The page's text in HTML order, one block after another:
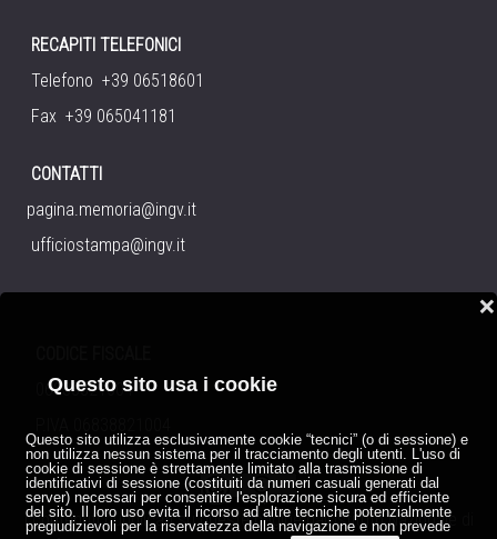
Questo sito usa i cookie
Questo sito utilizza esclusivamente cookie “tecnici” (o di sessione) e
non utilizza nessun sistema per il tracciamento degli utenti. L'uso di
cookie di sessione è strettamente limitato alla trasmissione di
identificativi di sessione (costituiti da numeri casuali generati dal
server) necessari per consentire l'esplorazione sicura ed efficiente
del sito. Il loro uso evita il ricorso ad altre tecniche potenzialmente
pregiudizievoli per la riservatezza della navigazione e non prevede
❌
RECAPITI TELEFONICI
Telefono +39 06518601
Fax +39 065041181
CONTATTI
pagina.memoria@ingv.it
ufficiostampa@ingv.it
06838821004
I contenuti pubblicati su queste pagine dall'Istituto Nazionale di